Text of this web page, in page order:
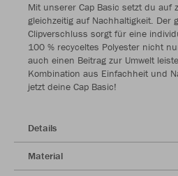
Mit unserer Cap Basic setzt du auf
gleichzeitig auf Nachhaltigkeit. Der
Clipverschluss sorgt für eine
100 % recyceltes Polyester nicht
auch einen Beitrag zur Umwelt
Kombination aus Einfachheit und
jetzt deine Cap Basic!
Details
Material